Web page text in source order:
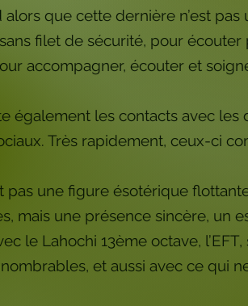
que cette dernière n’est
filet de sécurité, pour
accompagner, écouter et
également les contacts avec
Très rapidement, ceux-ci
pas une figure ésotérique
mais une présence sincère, un
le Lahochi 13ème octave,
et aussi avec ce qui